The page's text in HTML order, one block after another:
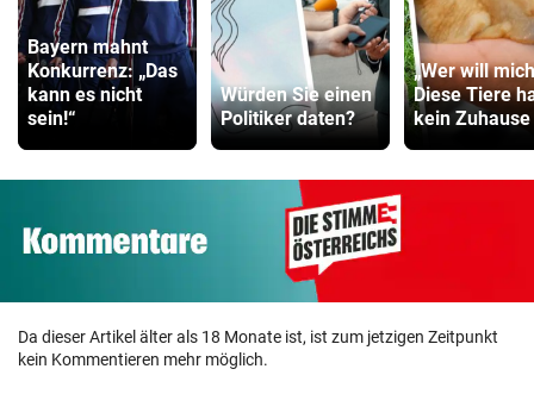
Bayern mahnt
Konkurrenz: „Das
kann es nicht
sein!“
Würden Sie einen
Politiker daten?
„Wer will
Diese Tiere
kein Zuhause
Da dieser Artikel älter als 18 Monate ist, ist zum jetzigen Zeitpunkt
kein Kommentieren mehr möglich.